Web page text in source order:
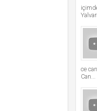
ce
Can...